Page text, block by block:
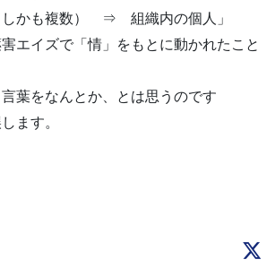
しかも複数） ⇒ 組織内の個人」
エイズで「情」をもとに動かれたこと
葉をなんとか、とは思うのです
ます。